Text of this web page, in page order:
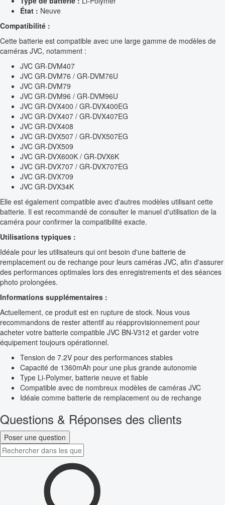
État : Neuve
Compatibilité :
Cette batterie est compatible avec une large gamme de modèles de
caméras JVC, notamment :
JVC GR-DVM407
JVC GR-DVM76 / GR-DVM76U
JVC GR-DVM79
JVC GR-DVM96 / GR-DVM96U
JVC GR-DVX400 / GR-DVX400EG
JVC GR-DVX407 / GR-DVX407EG
JVC GR-DVX408
JVC GR-DVX507 / GR-DVX507EG
JVC GR-DVX509
JVC GR-DVX600K / GR-DVX6K
JVC GR-DVX707 / GR-DVX707EG
JVC GR-DVX709
JVC GR-DVX34K
Elle est également compatible avec d'autres modèles utilisant cette
batterie. Il est recommandé de consulter le manuel d'utilisation de la
caméra pour confirmer la compatibilité exacte.
Utilisations typiques :
Idéale pour les utilisateurs qui ont besoin d'une batterie de
remplacement ou de rechange pour leurs caméras JVC, afin d'assurer
des performances optimales lors des enregistrements et des séances
photo prolongées.
Informations supplémentaires :
Actuellement, ce produit est en rupture de stock. Nous vous
recommandons de rester attentif au réapprovisionnement pour
acheter votre batterie compatible JVC BN-V312 et garder votre
équipement toujours opérationnel.
Tension de 7.2V pour des performances stables
Capacité de 1360mAh pour une plus grande autonomie
Type Li-Polymer, batterie neuve et fiable
Compatible avec de nombreux modèles de caméras JVC
Idéale comme batterie de remplacement ou de rechange
Questions & Réponses des clients
Poser une question